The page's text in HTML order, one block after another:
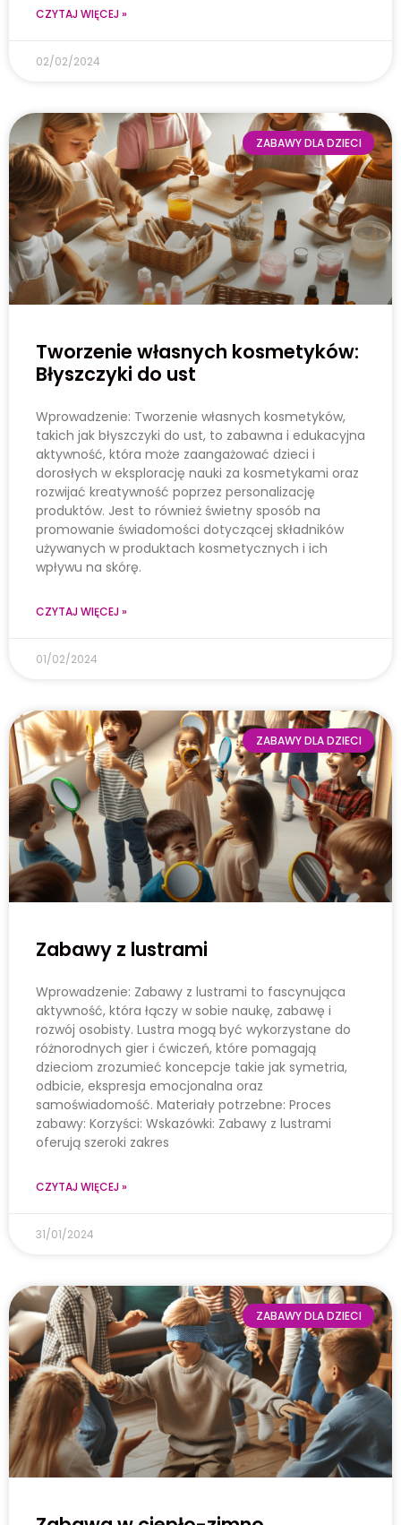
CZYTAJ WIĘCEJ »
02/02/2024
ZABAWY DLA DZIECI
Tworzenie własnych kosmetyków:
Błyszczyki do ust
Wprowadzenie: Tworzenie własnych kosmetyków,
takich jak błyszczyki do ust, to zabawna i edukacyjna
aktywność, która może zaangażować dzieci i
dorosłych w eksplorację nauki za kosmetykami oraz
rozwijać kreatywność poprzez personalizację
produktów. Jest to również świetny sposób na
promowanie świadomości dotyczącej składników
używanych w produktach kosmetycznych i ich
wpływu na skórę.
CZYTAJ WIĘCEJ »
01/02/2024
ZABAWY DLA DZIECI
Zabawy z lustrami
Wprowadzenie: Zabawy z lustrami to fascynująca
aktywność, która łączy w sobie naukę, zabawę i
rozwój osobisty. Lustra mogą być wykorzystane do
różnorodnych gier i ćwiczeń, które pomagają
dzieciom zrozumieć koncepcje takie jak symetria,
odbicie, ekspresja emocjonalna oraz
samoświadomość. Materiały potrzebne: Proces
zabawy: Korzyści: Wskazówki: Zabawy z lustrami
oferują szeroki zakres
CZYTAJ WIĘCEJ »
31/01/2024
ZABAWY DLA DZIECI